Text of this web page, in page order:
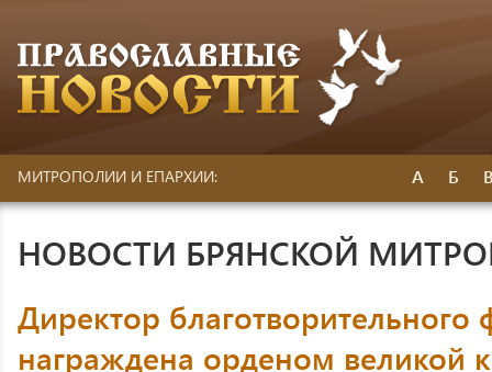
МИТРОПОЛИИ И ЕПАРХИИ: А Б
НОВОСТИ БРЯНСКОЙ
Директор благотворительного
награждена орденом великой